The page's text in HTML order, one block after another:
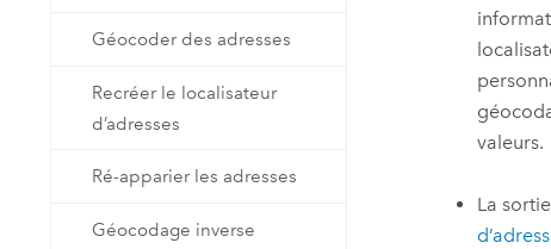
Géocoder des adresses
Recréer le localisateur
d’adresses
Ré-apparier les adresses
Géocodage inverse
valeurs.
La